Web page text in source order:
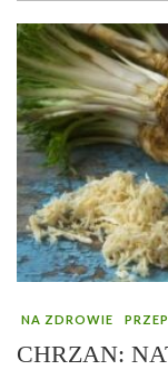
NA ZDROWIE
CHRZAN: